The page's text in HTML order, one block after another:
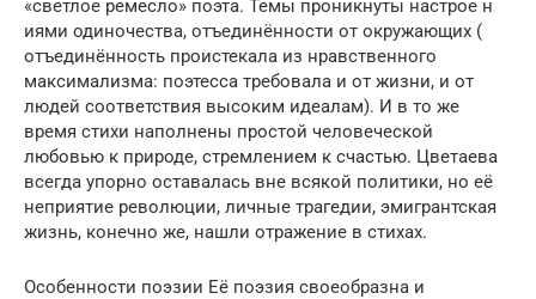
«светлое ремесло» поэта. Темы проникнуты настрое н
иями одиночества, отъединённости от окружающих (
отъединённость проистекала из нравственного
максимализма: поэтесса требовала и от жизни, и от
людей соответствия высоким идеалам). И в то же
время стихи наполнены простой человеческой
любовью к природе, стремлением к счастью. Цветаева
всегда упорно оставалась вне всякой политики, но её
неприятие революции, личные трагедии, эмигрантская
жизнь, конечно же, нашли отражение в стихах.
Особенности поэзии Её поэзия своеобразна и